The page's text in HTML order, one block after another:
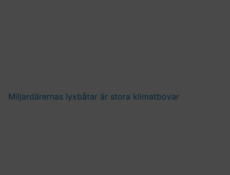
Miljardärernas lyxbåtar är stora klimatbovar